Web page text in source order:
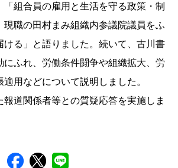
組合員の雇用と生活を守る政策・制
現職の田村まみ組織内参議院議員をふ
ける」と語りました。続いて、古川書
にふれ、労働条件闘争や組織拡大、労
用などについて説明しました。
道関係者等との質疑応答を実施しま